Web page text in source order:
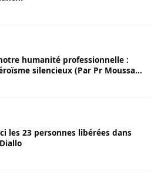
humanité professionnelle :
silencieux (Par Pr Moussa
les 23 personnes libérées dans